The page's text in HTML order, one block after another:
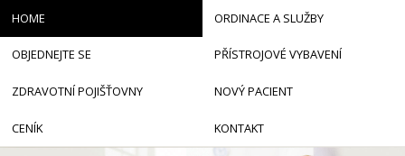
HOME ORDINACE A SLUŽBY
OBJEDNEJTE SE PŘÍSTROJOVÉ VYBAVENÍ
ZDRAVOTNÍ POJIŠŤOVNY NOVÝ PACIENT
CENÍK KONTAKT